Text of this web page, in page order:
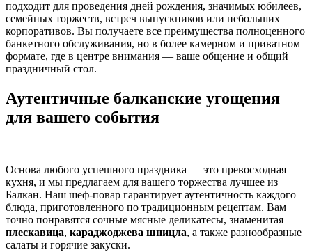
подходит для проведения дней рождения, значимых юбилеев,
семейных торжеств, встреч выпускников или небольших
корпоративов. Вы получаете все преимущества полноценного
банкетного обслуживания, но в более камерном и приватном
формате, где в центре внимания — ваше общение и общий
праздничный стол.
Аутентичные балканские угощения
для вашего события
Основа любого успешного праздника — это превосходная
кухня, и мы предлагаем для вашего торжества лучшее из
Балкан. Наш шеф-повар гарантирует аутентичность каждого
блюда, приготовленного по традиционным рецептам. Вам
точно понравятся сочные мясные деликатесы, знаменитая
плескавица, караджоджева шницла, а также разнообразные
салаты и горячие закуски.